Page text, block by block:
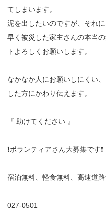
てしまいます。
泥を出したいのですが、それに
早く被災した家主さんの本当
トよろしくお願いします。
なかなか人にお願いしにくい
した方にかわり伝えます。
『 助けてください 』
❗ボランティアさん大募集です❗
宿泊無料、軽食無料、高速道
027-0501